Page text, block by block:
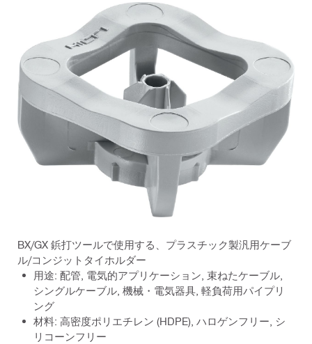
BX/GX 鋲打ツールで使用する、プラスチック製汎用ケーブ
ル/コンジットタイホルダー
用途: 配管, 電気的アプリケーション, 束ねたケーブル,
シングルケーブル, 機械・電気器具, 軽負荷用パイプリ
ング
材料: 高密度ポリエチレン (HDPE), ハロゲンフリー, シ
リコーンフリー